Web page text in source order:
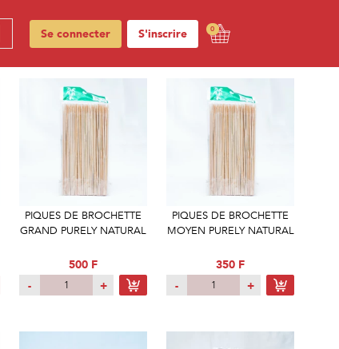
Se connecter S'inscrire 0
PIQUES DE BROCHETTE
GRAND PURELY NATURAL
500 F
-
+
PIQUES DE BROCHETTE
MOYEN PURELY NATURAL
350 F
-
+